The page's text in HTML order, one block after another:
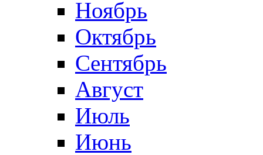
Ноябрь
Октябрь
Сентябрь
Август
Июль
Июнь